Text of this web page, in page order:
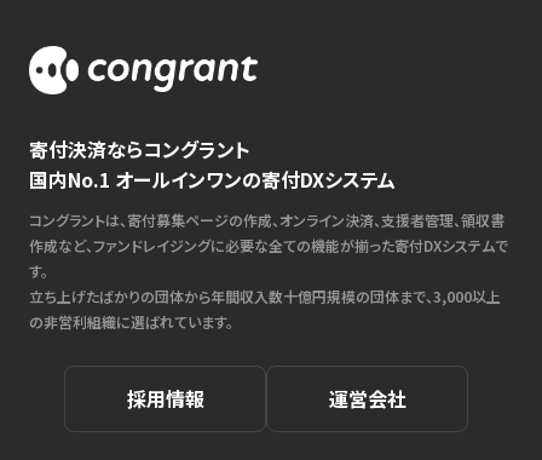
寄付決済ならコングラント
国内No.1 オールインワンの寄付DXシステム
コングラントは、寄付募集ページの作成、オンライン決済、支援者管理、領収書
作成など、ファンドレイジングに必要な全ての機能が揃った寄付DXシステムで
す。
立ち上げたばかりの団体から年間収入数十億円規模の団体まで、3,000以上
の非営利組織に選ばれています。
採用情報 運営会社